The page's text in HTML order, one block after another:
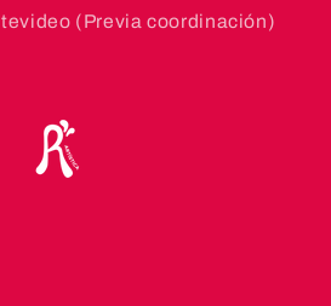
(Previa coordinación)